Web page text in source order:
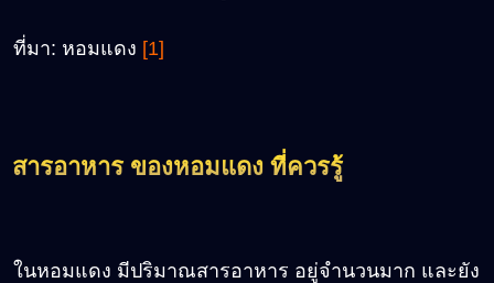
ที่มา: หอมแดง [1]
สารอาหาร ของหอมแดง ที่ควรรู้
ในหอมแดง มีปริมาณสารอาหาร อยู่จำนวนมาก และยัง